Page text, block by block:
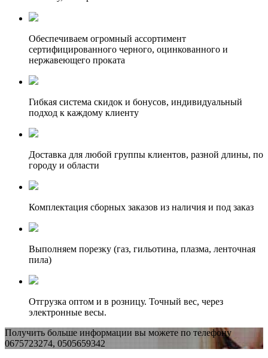
Обеспечиваем огромный ассортимент
сертифицированного черного, оцинкованного и
нержавеющего проката
Гибкая система скидок и бонусов, индивидуальный
подход к каждому клиенту
Доставка для любой группы клиентов, разной длины, по
городу и области
Комплектация сборных заказов из наличия и под заказ
Выполняем порезку (газ, гильотина, плазма, ленточная
пила)
Отгрузка оптом и в розницу. Точный вес, через
электронные весы.
Получить больше информации вы можете по телефону
0675723274, 0505659342